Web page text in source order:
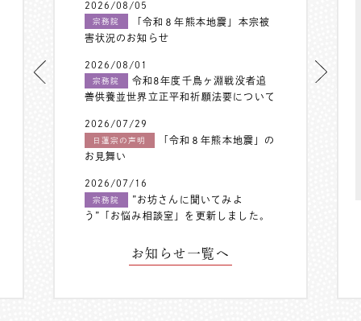
2026/08/05
宗務院
「令和８年熊本地震」本宗被
害状況のお知らせ
2026/08/01
宗務院
令和8年度千鳥ヶ淵戦没者追
善供養並世界立正平和祈願法要について
2026/07/29
日蓮宗の声明
「令和８年熊本地震」の
お見舞い
2026/07/16
宗務院
”お坊さんに聞いてみよ
う”「お悩み相談室」を更新しました。
お知らせ一覧へ